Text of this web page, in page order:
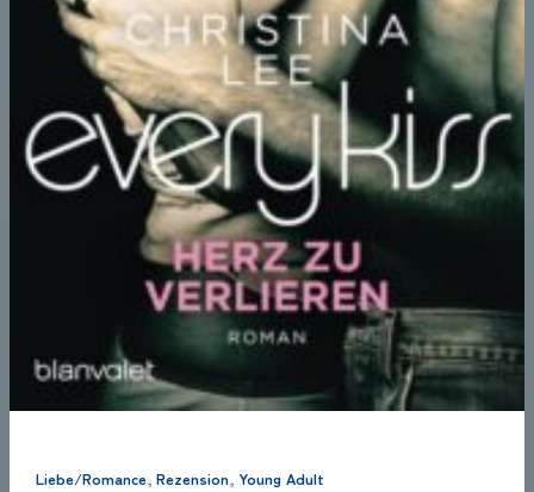
Liebe/Romance, Rezension, Young Adult